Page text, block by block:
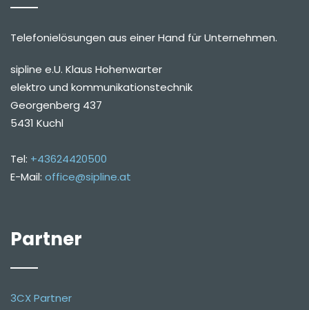
Telefonielösungen aus einer Hand für Unternehmen.
sipline e.U. Klaus Hohenwarter
elektro und kommunikationstechnik
Georgenberg 437
5431 Kuchl
Tel: +43624420500
E-Mail: office@sipline.at
Partner
3CX Partner